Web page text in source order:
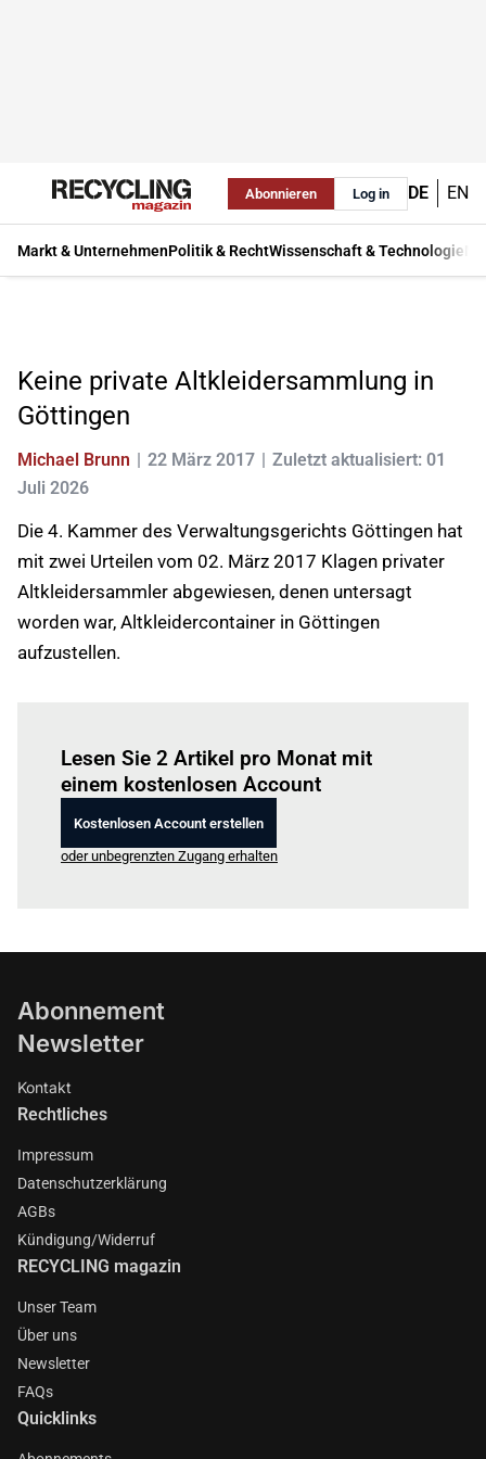
Abonnieren Log in DE EN
Markt & UnternehmenPolitik & RechtWissenschaft & Technologie
Keine private Altkleidersammlung in
Göttingen
Michael Brunn 22 März 2017
Zuletzt aktualisiert: 01
Juli 2026
Die 4. Kammer des Verwaltungsgerichts Göttingen hat
mit zwei Urteilen vom 02. März 2017 Klagen privater
Altkleidersammler abgewiesen, denen untersagt
worden war, Altkleidercontainer in Göttingen
aufzustellen.
Lesen Sie 2 Artikel pro Monat mit
einem kostenlosen Account
Kostenlosen Account erstellen
oder unbegrenzten Zugang erhalten
Abonnement
Newsletter
Kontakt
Rechtliches
Impressum
Datenschutzerklärung
AGBs
Kündigung/Widerruf
RECYCLING magazin
Unser Team
Über uns
Newsletter
FAQs
Quicklinks